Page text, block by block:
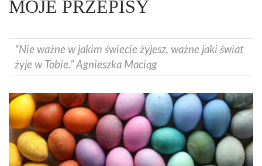
MOJE PRZEPISY
"Nie ważne w jakim świecie żyjesz, ważne jaki świat
żyje w Tobie.” Agnieszka Maciąg